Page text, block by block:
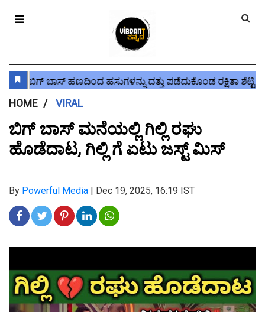
HOME VIRAL
ಬಿಗ್ ಬಾಸ್ ಮನೆಯಲ್ಲಿ ಗಿಲ್ಲಿ ರಘು
ಹೊಡೆದಾಟ, ಗಿಲ್ಲಿ ಗೆ ಏಟು ಜಸ್ಟ್ ಮಿಸ್
By Powerful Media | Dec 19, 2025, 16:19 IST